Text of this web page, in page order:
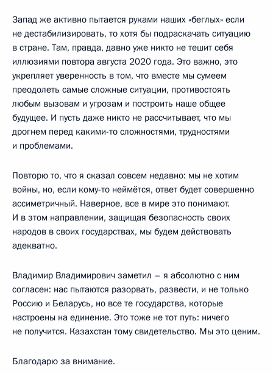
Запад же активно пытается руками наших «беглых» если
не дестабилизировать, то хотя бы подраскачать ситуацию
в стране. Там, правда, давно уже никто не тешит себя
иллюзиями повтора августа 2020 года. Это важно, это
укрепляет уверенность в том, что вместе мы сумеем
преодолеть самые сложные ситуации, противостоять
любым вызовам и угрозам и построить наше общее
будущее. И пусть даже никто не рассчитывает, что мы
дрогнем перед какими-то сложностями, трудностями
и проблемами.
Повторю то, что я сказал совсем недавно: мы не хотим
войны, но, если кому-то неймётся, ответ будет совершенно
ассиметричный. Наверное, все в мире это понимают.
И в этом направлении, защищая безопасность своих
народов в своих государствах, мы будем действовать
адекватно.
Владимир Владимирович заметил – я абсолютно с ним
согласен: нас пытаются разорвать, развести, и не только
Россию и Беларусь, но все те государства, которые
настроены на единение. Это тоже не тот путь: ничего
не получится. Казахстан тому свидетельство. Мы это ценим.
Благодарю за внимание.